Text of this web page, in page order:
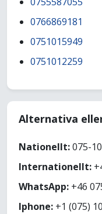
0766869181
0751015949
0751012259
Alternativa
Nationellt:075-
Internationellt:
WhatsApp: +46
Iphone: +1 (075)